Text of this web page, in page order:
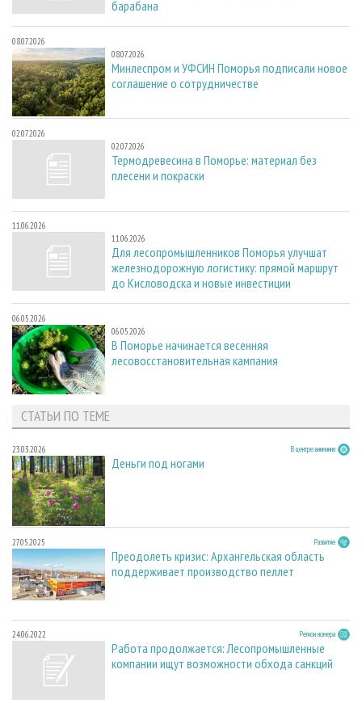
барабана
08.07.2026
08.07.2026
Минлеспром и УФСИН Поморья подписали новое
соглашение о сотрудничестве
02.07.2026
02.07.2026
Термодревесина в Поморье: материал без
плесени и покраски
11.06.2026
11.06.2026
Для лесопромышленников Поморья улучшат
железнодорожную логистику: прямой маршрут
до Кисловодска и новые инвестиции
06.05.2026
06.05.2026
В Поморье начинается весенняя
лесовосстановительная кампания
СТАТЬИ ПО ТЕМЕ
23.03.2026 В центре внимания
Деньги под ногами
27.05.2025 Развитие
Преодолеть кризис: Архангельская область
поддерживает производство пеллет
24.06.2022 Регион номера
Работа продолжается: Лесопромышленные
компании ищут возможности обхода санкций